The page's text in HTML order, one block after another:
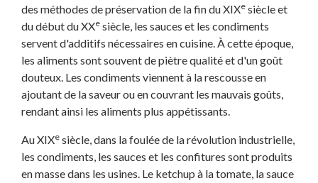
des méthodes de préservation de la fin du XIXe siècle et
du début du XXe siècle, les sauces et les condiments
servent d'additifs nécessaires en cuisine. À cette époque,
les aliments sont souvent de piètre qualité et d'un goût
douteux. Les condiments viennent à la rescousse en
ajoutant de la saveur ou en couvrant les mauvais goûts,
rendant ainsi les aliments plus appétissants.
Au XIXe siècle, dans la foulée de la révolution industrielle,
les condiments, les sauces et les confitures sont produits
en masse dans les usines. Le ketchup à la tomate, la sauce